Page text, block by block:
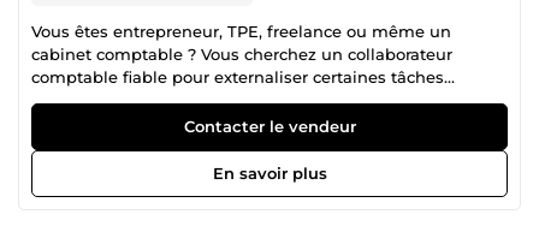
Vous êtes entrepreneur, TPE, freelance ou même un
cabinet comptable ? Vous cherchez un collaborateur
comptable fiable pour externaliser certaines tâches
comptables. Je vous propose mes services à distance avec
la rigueur d’une professionnelle du métier. Collaborateur
comptable au sein d’un cabinet d’expertise, je suis en
charge de la gestion comptable complète d’un portefeuille
client issus de secteurs variés. À ce titre, j’effectue la saisie
Contacter le vendeur
En savoir plus